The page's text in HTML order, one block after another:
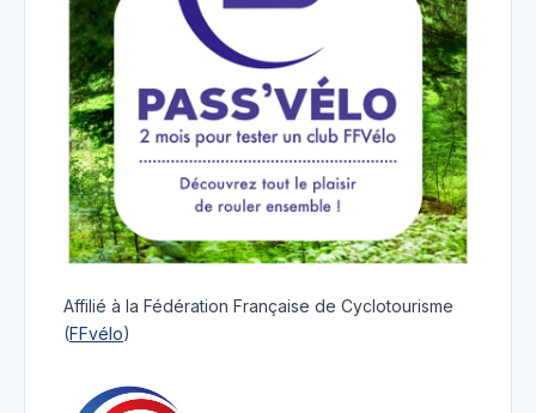
Affilié à la Fédération Française de Cyclotourisme
(FFvélo)